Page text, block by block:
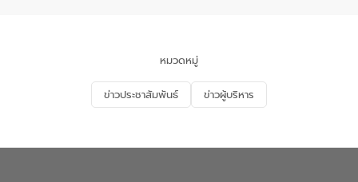
จัดการน้ำเสียและสร้างจิตสำนึกในการ
อนุรักษ์สิ่งแวดล้อม ในหัวข้อ “น้ำเสียชุมชน
และการบำบัดน้ำเสียเบื้องต้น” โดยให้ความรู้
เกี่ยวกับสาเหตุและผลกระทบของน้ำเสีย
ณ เทศบาลตำบลบางเลน จังหวัดนครปฐม
หมวดหมู่
ข่าวประชาสัมพันธ์ ข่าวผู้บริหาร